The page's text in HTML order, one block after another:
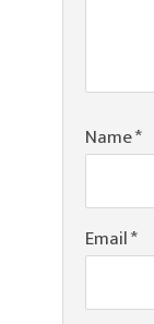
Name*
Email*